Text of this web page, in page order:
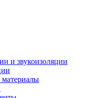
и звукоизоляции
материалы